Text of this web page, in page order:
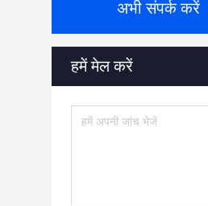
अभी संपर्क करें
हमें मेल करें